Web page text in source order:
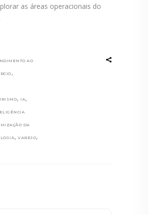
as áreas operacionais do
AO
,
, IA,
DA
, VAREJO,